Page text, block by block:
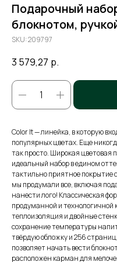
Подарочный
блокнотом,
SKU:209797
3 579,27 р.
Color It — линейка, в которую
популярных цветах. Еще
так просто. Широкая цветовая
идеальный набор в едином
тактильно приятное покрытие
мы продумали все, включая
нанести лого! Классическая
продуманной и технологичной
теплоизоляция и двойные
сохранение температуры
твёрдую обложку и 256
позволяет начать вести
расположен карман для